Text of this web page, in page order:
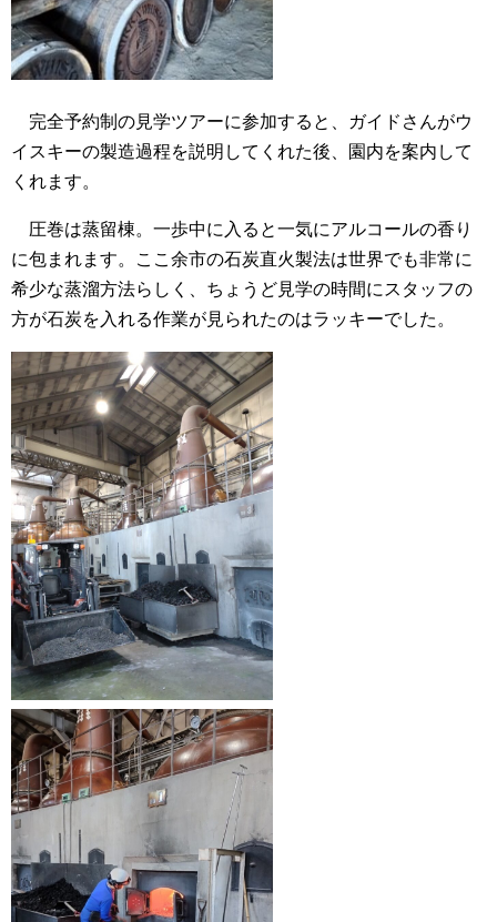
完全予約制の見学ツアーに参加すると、ガイドさんがウ
イスキーの製造過程を説明してくれた後、園内を案内して
くれます。
圧巻は蒸留棟。一歩中に入ると一気にアルコールの香り
に包まれます。ここ余市の石炭直火製法は世界でも非常に
希少な蒸溜方法らしく、ちょうど見学の時間にスタッフの
方が石炭を入れる作業が見られたのはラッキーでした。